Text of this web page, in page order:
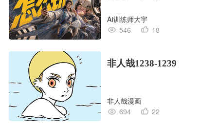
Ai训练师大宇
546
18
非人哉1238-1239
非人哉漫画
694
22